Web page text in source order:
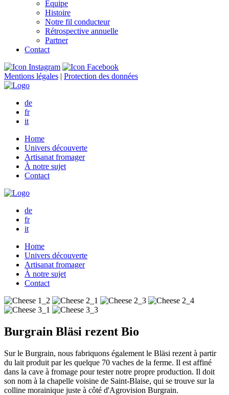
Équipe
Histoire
Notre fil conducteur
Rétrospective annuelle
Partner
Contact
Mentions légales | Protection des données
de
fr
it
Home
Univers découverte
Artisanat fromager
À notre sujet
Contact
de
fr
it
Home
Univers découverte
Artisanat fromager
À notre sujet
Contact
Burgrain Bläsi rezent Bio
Sur le Burgrain, nous fabriquons également le Bläsi rezent à partir
du lait produit par les quelque 70 vaches de la ferme. Il est affiné
dans la cave à fromage pour tester notre propre production. Il doit
son nom à la chapelle voisine de Saint-Blaise, qui se trouve sur la
colline morainique juste à côté d'Agrovision Burgrain.